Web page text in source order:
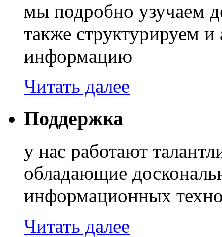
мы подробно узучаем
также структурируем
информацию
Читать далее
Поддержка
у нас работают
обладающие
информационных
Читать далее